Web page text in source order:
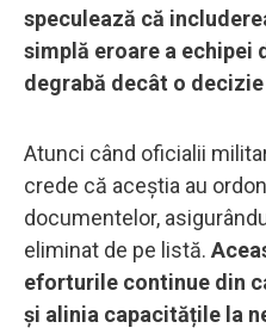
speculează că
simplă eroare a echipei
degrabă decât o
Atunci când oficialii
crede că aceștia au
documentelor,
eliminat de pe listă.
eforturile continue din
și alinia capacitățile la